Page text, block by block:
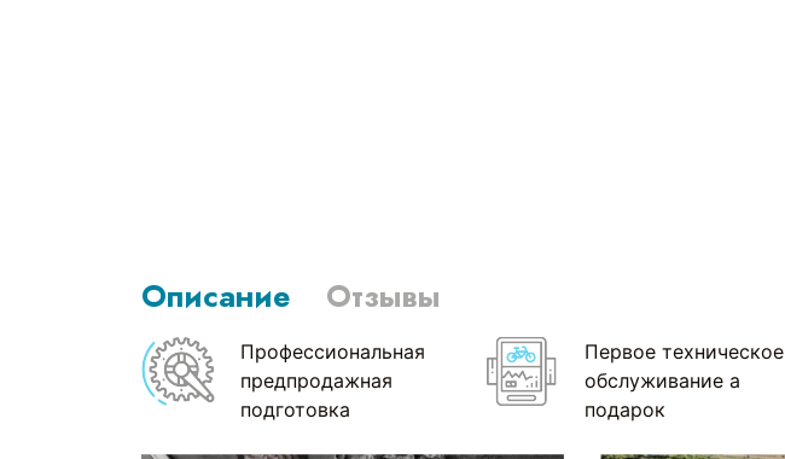
Описание Отзывы
Профессиональная
предпродажная
подготовка
Первое техническое
обслуживание а
подарок